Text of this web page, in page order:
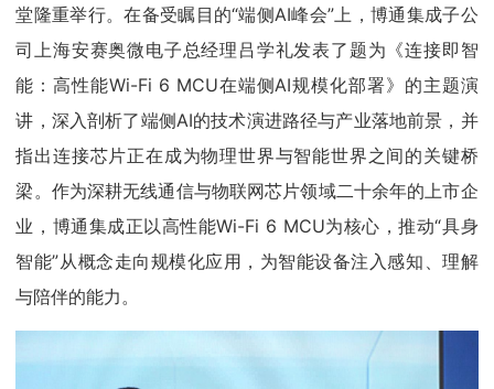
堂隆重举行。在备受瞩目的“端侧AI峰会”上，博通集成子公
司上海安赛奥微电子总经理吕学礼发表了题为《连接即智
能：高性能Wi-Fi 6 MCU在端侧AI规模化部署》的主题演
讲，深入剖析了端侧AI的技术演进路径与产业落地前景，并
指出连接芯片正在成为物理世界与智能世界之间的关键桥
梁。作为深耕无线通信与物联网芯片领域二十余年的上市企
业，博通集成正以高性能Wi-Fi 6 MCU为核心，推动“具身
智能”从概念走向规模化应用，为智能设备注入感知、理解
与陪伴的能力。